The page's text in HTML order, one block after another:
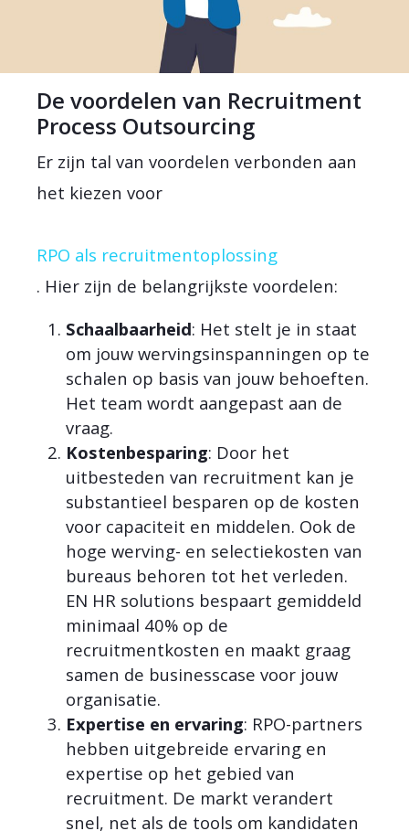
De voordelen van Recruitment
Process Outsourcing
Er zijn tal van voordelen verbonden aan
het kiezen voor
RPO als recruitmentoplossing
. Hier zijn de belangrijkste voordelen:
Schaalbaarheid: Het stelt je in staat
om jouw wervingsinspanningen op te
schalen op basis van jouw behoeften.
Het team wordt aangepast aan de
vraag.
Kostenbesparing: Door het
uitbesteden van recruitment kan je
substantieel besparen op de kosten
voor capaciteit en middelen. Ook de
hoge werving- en selectiekosten van
bureaus behoren tot het verleden.
EN HR solutions bespaart gemiddeld
minimaal 40% op de
recruitmentkosten en maakt graag
samen de businesscase voor jouw
organisatie.
Expertise en ervaring: RPO-partners
hebben uitgebreide ervaring en
expertise op het gebied van
recruitment. De markt verandert
snel, net als de tools om kandidaten